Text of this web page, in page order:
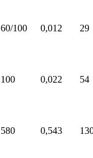
60/100 0,012 29
100 0,022 54
580 0,543